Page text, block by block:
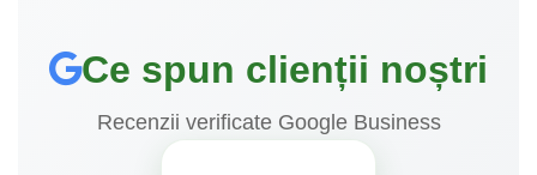
Ce spun clienții noștri
Recenzii verificate Google Business